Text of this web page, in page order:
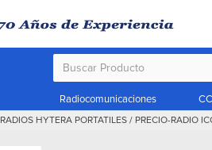
Radiocomunicaciones
RADIOS HYTERA PORTATILES / PRECIO-RADIO